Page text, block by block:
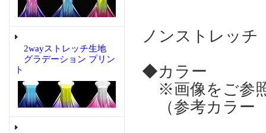
2wayストレッチ生地
グラデーション プリン
ト
ノンストレッ
◆カラー
※画像をご参
（参考カラー